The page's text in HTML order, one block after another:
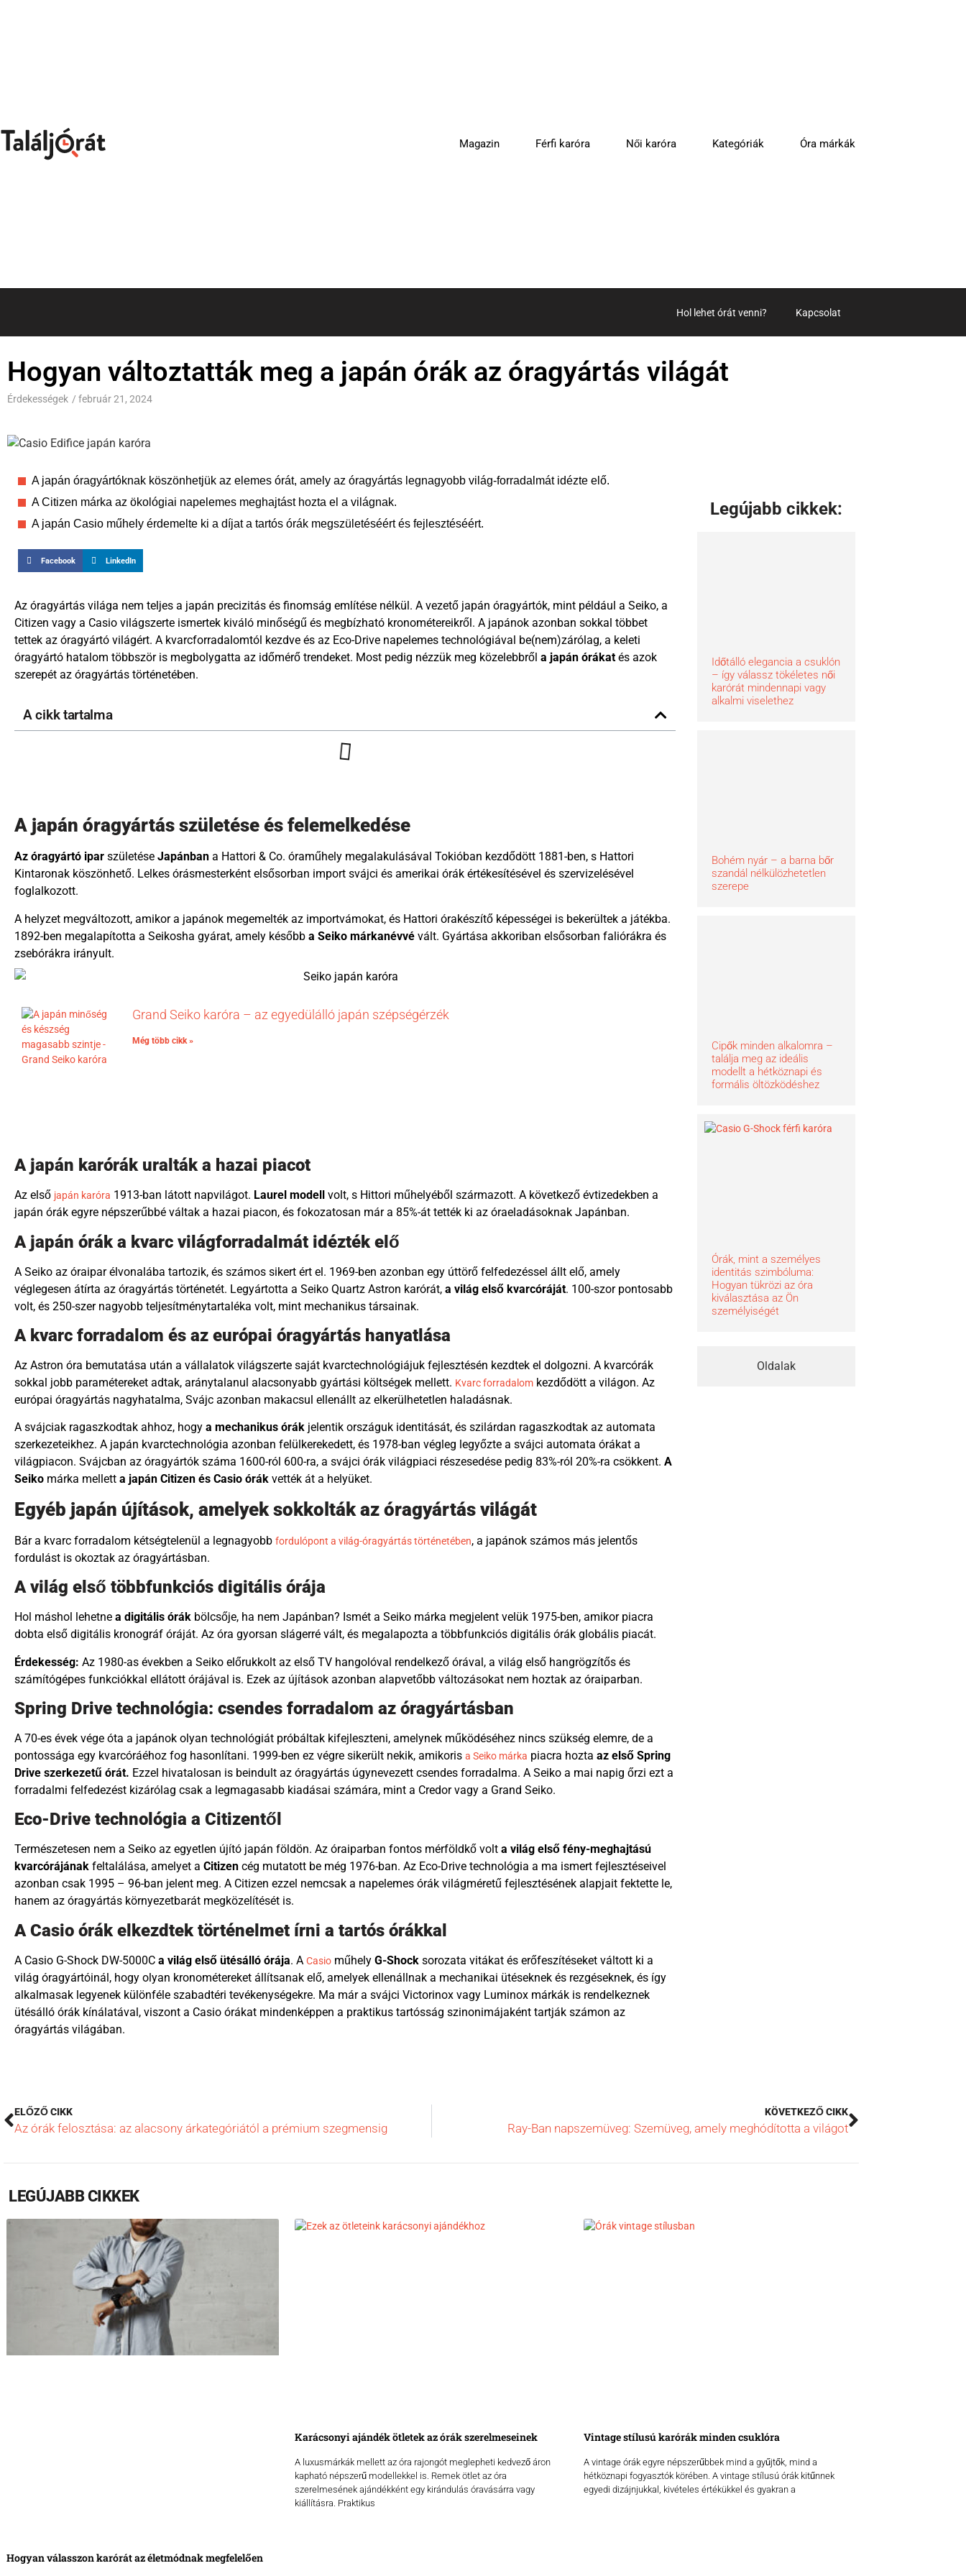
Magazin Férfi karóra Női karóra Kategóriák Óra márkák
Hol lehet órát venni? Kapcsolat
Hogyan változtatták meg a japán órák az óragyártás világát
Érdekességek / február 21, 2024
A japán óragyártóknak köszönhetjük az elemes órát, amely az óragyártás legnagyobb világ-forradalmát idézte elő.
A Citizen márka az ökológiai napelemes meghajtást hozta el a világnak.
A japán Casio műhely érdemelte ki a díjat a tartós órák megszületéséért és fejlesztéséért.
Facebook LinkedIn
Az óragyártás világa nem teljes a japán precizitás és finomság említése nélkül. A vezető japán óragyártók, mint például a Seiko, a
Citizen vagy a Casio világszerte ismertek kiváló minőségű és megbízható kronométereikről. A japánok azonban sokkal többet
tettek az óragyártó világért. A kvarcforradalomtól kezdve és az Eco-Drive napelemes technológiával be(nem)zárólag, a keleti
óragyártó hatalom többször is megbolygatta az időmérő trendeket. Most pedig nézzük meg közelebbről a japán órákat és azok
szerepét az óragyártás történetében.
A cikk tartalma
A japán óragyártás születése és felemelkedése
Az óragyártó ipar születése Japánban a Hattori & Co. óraműhely megalakulásával Tokióban kezdődött 1881-ben, s Hattori
Kintaronak köszönhető. Lelkes órásmesterként elsősorban import svájci és amerikai órák értékesítésével és szervizelésével
foglalkozott.
A helyzet megváltozott, amikor a japánok megemelték az importvámokat, és Hattori órakészítő képességei is bekerültek a játékba.
1892-ben megalapította a Seikosha gyárat, amely később a Seiko márkanévvé vált. Gyártása akkoriban elsősorban faliórákra és
zsebórákra irányult.
Grand Seiko karóra – az egyedülálló japán szépségérzék
Még több cikk »
A japán karórák uralták a hazai piacot
Az első japán karóra 1913-ban látott napvilágot. Laurel modell
volt, s Hittori műhelyéből származott. A következő évtizedekben a
japán órák egyre népszerűbbé váltak a hazai piacon, és fokozatosan már a 85%-át tették ki az óraeladásoknak Japánban.
A japán órák a kvarc világforradalmát idézték elő
A Seiko az óraipar élvonalába tartozik, és számos sikert ért el. 1969-ben azonban egy úttörő felfedezéssel állt elő, amely
véglegesen átírta az óragyártás történetét. Legyártotta a Seiko Quartz Astron karórát, a világ első kvarcóráját. 100-szor pontosabb
volt, és 250-szer nagyobb teljesítménytartaléka volt, mint mechanikus társainak.
A kvarc forradalom és az európai óragyártás hanyatlása
Az Astron óra bemutatása után a vállalatok világszerte saját kvarctechnológiájuk fejlesztésén kezdtek el dolgozni. A kvarcórák
sokkal jobb paramétereket adtak, aránytalanul alacsonyabb gyártási költségek mellett. Kvarc forradalom kezdődött a világon. Az
európai óragyártás nagyhatalma, Svájc azonban makacsul ellenállt az elkerülhetetlen haladásnak.
A svájciak ragaszkodtak ahhoz, hogy a mechanikus órák jelentik országuk identitását, és szilárdan ragaszkodtak az automata
szerkezeteikhez. A japán kvarctechnológia azonban felülkerekedett, és 1978-ban végleg legyőzte a svájci automata órákat a
világpiacon. Svájcban az óragyártók száma 1600-ról 600-ra, a svájci órák világpiaci részesedése pedig 83%-ról 20%-ra csökkent. A
Seiko márka mellett a japán Citizen és Casio órák vették át a helyüket.
Egyéb japán újítások, amelyek sokkolták az óragyártás világát
Bár a kvarc forradalom kétségtelenül a legnagyobb fordulópont a világ-óragyártás történetében, a japánok számos más jelentős
fordulást is okoztak az óragyártásban.
A világ első többfunkciós digitális órája
Hol máshol lehetne a digitális órák bölcsője, ha nem Japánban? Ismét a Seiko márka megjelent velük 1975-ben, amikor piacra
dobta első digitális kronográf óráját. Az óra gyorsan slágerré vált, és megalapozta a többfunkciós digitális órák globális piacát.
Érdekesség: Az 1980-as években a Seiko előrukkolt az első TV hangolóval rendelkező órával, a világ első hangrögzítős és
számítógépes funkciókkal ellátott órájával is. Ezek az újítások azonban alapvetőbb változásokat nem hoztak az óraiparban.
Spring Drive technológia: csendes forradalom az óragyártásban
A 70-es évek vége óta a japánok olyan technológiát próbáltak kifejleszteni, amelynek működéséhez nincs szükség elemre, de a
pontossága egy kvarcóráéhoz fog hasonlítani. 1999-ben ez végre sikerült nekik, amikoris a Seiko márka piacra hozta az első Spring
Drive szerkezetű órát. Ezzel hivatalosan is beindult az óragyártás úgynevezett csendes forradalma. A Seiko a mai napig őrzi ezt a
forradalmi felfedezést kizárólag csak a legmagasabb kiadásai számára, mint a Credor vagy a Grand Seiko.
Eco-Drive technológia a Citizentől
Természetesen nem a Seiko az egyetlen újító japán földön. Az óraiparban fontos mérföldkő volt a világ első fény-meghajtású
kvarcórájának feltalálása, amelyet a Citizen cég mutatott be még 1976-ban. Az Eco-Drive technológia a ma ismert fejlesztéseivel
azonban csak 1995 – 96-ban jelent meg. A Citizen ezzel nemcsak a napelemes órák világméretű fejlesztésének alapjait fektette le,
hanem az óragyártás környezetbarát megközelítését is.
A Casio órák elkezdtek történelmet írni a tartós órákkal
A Casio G-Shock DW-5000C a világ első ütésálló órája. A Casio műhely G-Shock sorozata vitákat és erőfeszítéseket váltott ki a
világ óragyártóinál, hogy olyan kronométereket állítsanak elő, amelyek ellenállnak a mechanikai ütéseknek és rezgéseknek, és így
alkalmasak legyenek különféle szabadtéri tevékenységekre. Ma már a svájci Victorinox vagy Luminox márkák is rendelkeznek
ütésálló órák kínálatával, viszont a Casio órákat mindenképpen a praktikus tartósság szinonimájaként tartják számon az
óragyártás világában.
Legújabb cikkek:
Időtálló elegancia a csuklón
– így válassz tökéletes női
karórát mindennapi vagy
alkalmi viselethez
Bohém nyár – a barna bőr
szandál nélkülözhetetlen
szerepe
Cipők minden alkalomra –
találja meg az ideális
modellt a hétköznapi és
formális öltözködéshez
Órák, mint a személyes
identitás szimbóluma:
Hogyan tükrözi az óra
kiválasztása az Ön
személyiségét
Oldalak
ELŐZŐ CIKK
Az órák felosztása: az alacsony árkategóriától a prémium szegmensig
KÖVETKEZŐ CIKK
Ray-Ban napszemüveg: Szemüveg, amely meghódította a világot
LEGÚJABB CIKKEK
Hogyan válasszon karórát az életmódnak megfelelően
Karácsonyi ajándék ötletek az órák szerelmeseinek
A luxusmárkák mellett az óra rajongót meglepheti kedvező áron
kapható népszerű modellekkel is. Remek ötlet az óra
szerelmesének ajándékként egy kirándulás óravásárra vagy
kiállításra. Praktikus
Vintage stílusú karórák minden csuklóra
A vintage órák egyre népszerűbbek mind a gyűjtők, mind a
hétköznapi fogyasztók körében. A vintage stílusú órák kitűnnek
egyedi dizájnjukkal, kivételes értékükkel és gyakran a